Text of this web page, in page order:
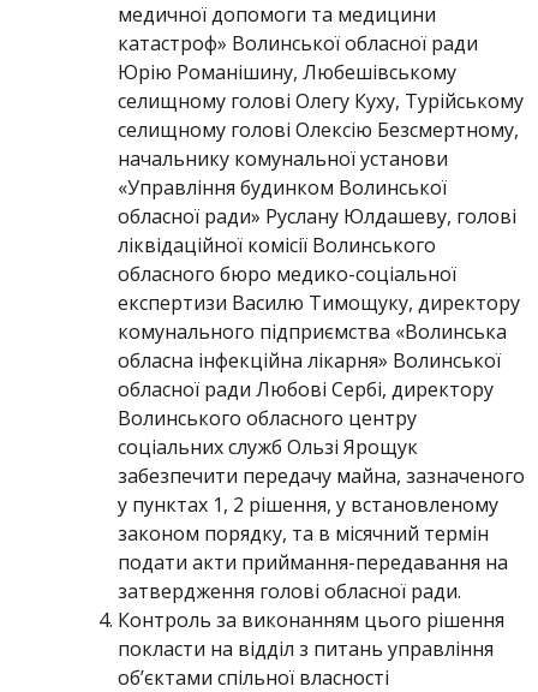
медичної допомоги та медицини
катастроф» Волинської обласної ради
Юрію Романішину, Любешівському
селищному голові Олегу Куху, Турійському
селищному голові Олексію Безсмертному,
начальнику комунальної установи
«Управління будинком Волинської
обласної ради» Руслану Юлдашеву, голові
ліквідаційної комісії Волинського
обласного бюро медико-соціальної
експертизи Василю Тимощуку, директору
комунального підприємства «Волинська
обласна інфекційна лікарня» Волинської
обласної ради Любові Сербі, директору
Волинського обласного центру
соціальних служб Ользі Ярощук
забезпечити передачу майна, зазначеного
у пунктах 1, 2 рішення, у встановленому
законом порядку, та в місячний термін
подати акти приймання-передавання на
затвердження голові обласної ради.
Контроль за виконанням цього рішення
покласти на відділ з питань управління
об’єктами спільної власності